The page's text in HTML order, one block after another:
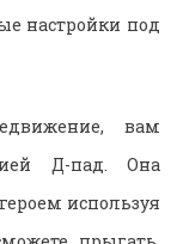
настройки под
вам
Д-пад. Она
используя